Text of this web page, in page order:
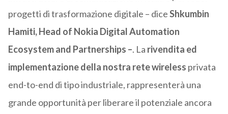
progetti di trasformazione digitale – diceShkumbin
Hamiti, Head of Nokia Digital Automation
Ecosystem and Partnerships –. La rivendita ed
implementazione della nostra rete wireless privata
end-to-end di tipo industriale, rappresenterà una
grande opportunità per liberare il potenziale ancora